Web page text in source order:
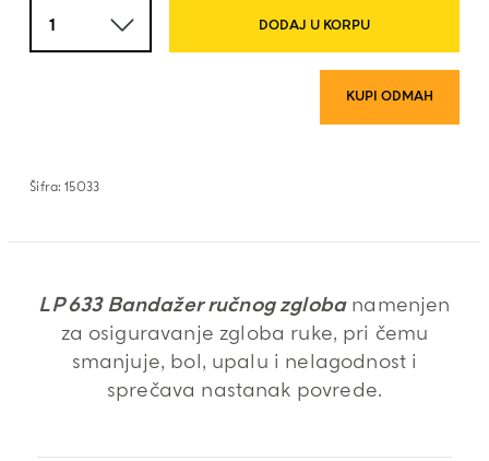
DODAJ U KORPU
KUPI ODMAH
Šifra: 15033
LP 633 Bandažer ručnog zglobanamenjen
za osiguravanje zgloba ruke, pri čemu
smanjuje, bol, upalu i nelagodnost i
sprečava nastanak povrede.